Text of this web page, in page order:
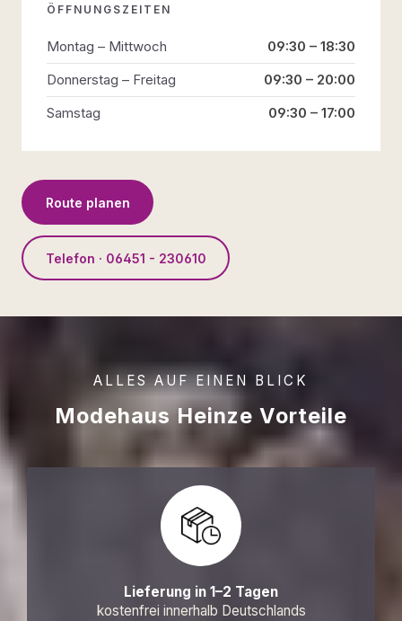
ÖFFNUNGSZEITEN
Montag – Mittwoch
09:30 – 18:30
Donnerstag – Freitag
09:30 – 20:00
Samstag
09:30 – 17:00
Route planen
Telefon · 06451 - 230610
ALLES AUF EINEN BLICK
Modehaus Heinze Vorteile
Lieferung in 1–2 Tagen
kostenfrei innerhalb Deutschlands